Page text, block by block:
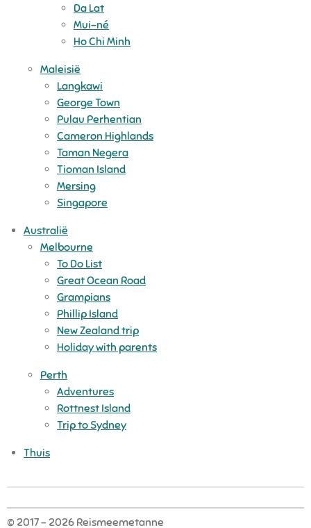
Da Lat
Mui-né
Ho Chi Minh
Maleisië
Langkawi
George Town
Pulau Perhentian
Cameron Highlands
Taman Negera
Tioman Island
Mersing
Singapore
Australië
Melbourne
To Do List
Great Ocean Road
Grampians
Phillip Island
New Zealand trip
Holiday with parents
Perth
Adventures
Rottnest Island
Trip to Sydney
Thuis
© 2017 - 2026 Reismeemetanne